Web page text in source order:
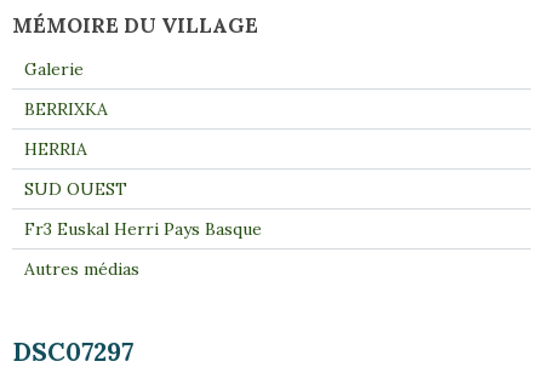
DSC07297
MÉMOIRE DU VILLAGE
Galerie
BERRIXKA
HERRIA
SUD OUEST
Fr3 Euskal Herri Pays Basque
Autres médias